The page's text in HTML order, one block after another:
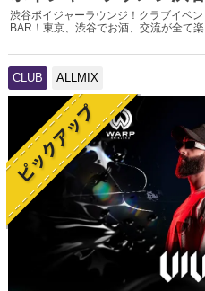
渋谷ボイジャーラウンジ！クラブイベ
BAR！東京、渋谷でお酒、交流が全て
CLUB ALLMIX